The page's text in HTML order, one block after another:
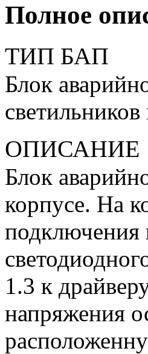
Полное
ТИП БАП
Блок
ОПИСАНИЕ
Блок
корпусе. На
подключения
1.3 к
напряжения